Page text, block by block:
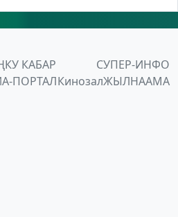
КАБАР
СУПЕР-ИНФО
ПОРТАЛКинозалЖЫЛНААМА